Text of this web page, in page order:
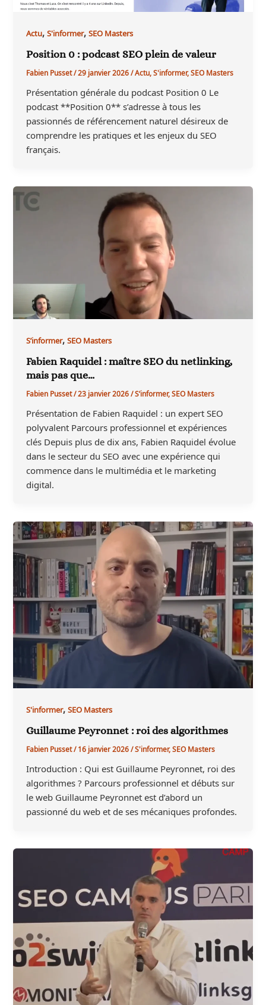
Actu,S'informer,SEO Masters
Position 0 : podcast SEO plein de valeur
Fabien Pusset/29 janvier 2026/Actu,S'informer,SEO Masters
Présentation générale du podcast Position 0 Le
podcast **Position 0** s’adresse à tous les
passionnés de référencement naturel désireux de
comprendre les pratiques et les enjeux du SEO
français.
S’informer,SEO Masters
Fabien Raquidel : maître SEO du netlinking,
mais pas que…
Fabien Pusset/23 janvier 2026/S’informer,SEO Masters
Présentation de Fabien Raquidel : un expert SEO
polyvalent Parcours professionnel et expériences
clés Depuis plus de dix ans, Fabien Raquidel évolue
dans le secteur du SEO avec une expérience qui
commence dans le multimédia et le marketing
digital.
S'informer,SEO Masters
Guillaume Peyronnet : roi des algorithmes
Fabien Pusset/16 janvier 2026/S'informer,SEO Masters
Introduction : Qui est Guillaume Peyronnet, roi des
algorithmes ? Parcours professionnel et débuts sur
le web Guillaume Peyronnet est d’abord un
passionné du web et de ses mécaniques profondes.